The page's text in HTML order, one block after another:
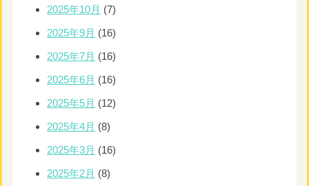
2025年10月 (7)
2025年9月 (16)
2025年7月 (16)
2025年6月 (16)
2025年5月 (12)
2025年4月 (8)
2025年3月 (16)
2025年2月 (8)